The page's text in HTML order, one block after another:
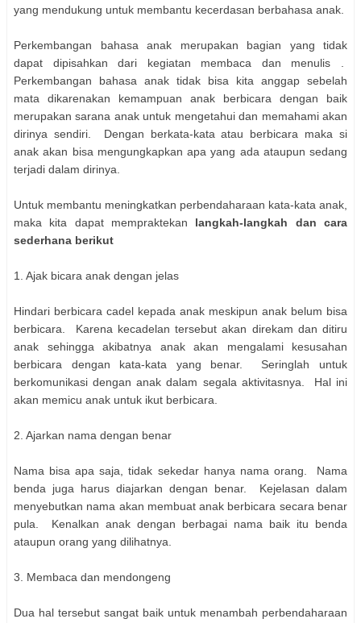
yang mendukung untuk membantu kecerdasan berbahasa anak.
Perkembangan bahasa anak merupakan bagian yang tidak
dapat dipisahkan dari kegiatan membaca dan menulis .
Perkembangan bahasa anak tidak bisa kita anggap sebelah
mata dikarenakan kemampuan anak berbicara dengan baik
merupakan sarana anak untuk mengetahui dan memahami akan
dirinya sendiri. Dengan berkata-kata atau berbicara maka si
anak akan bisa mengungkapkan apa yang ada ataupun sedang
terjadi dalam dirinya.
Untuk membantu meningkatkan perbendaharaan kata-kata anak,
maka kita dapat mempraktekan langkah-langkah dan cara
sederhana berikut
1. Ajak bicara anak dengan jelas
Hindari berbicara cadel kepada anak meskipun anak belum bisa
berbicara. Karena kecadelan tersebut akan direkam dan ditiru
anak sehingga akibatnya anak akan mengalami kesusahan
berbicara dengan kata-kata yang benar. Seringlah untuk
berkomunikasi dengan anak dalam segala aktivitasnya. Hal ini
akan memicu anak untuk ikut berbicara.
2. Ajarkan nama dengan benar
Nama bisa apa saja, tidak sekedar hanya nama orang. Nama
benda juga harus diajarkan dengan benar. Kejelasan dalam
menyebutkan nama akan membuat anak berbicara secara benar
pula. Kenalkan anak dengan berbagai nama baik itu benda
ataupun orang yang dilihatnya.
3. Membaca dan mendongeng
Dua hal tersebut sangat baik untuk menambah perbendaharaan